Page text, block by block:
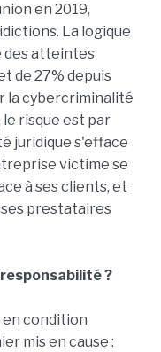
en 2019,
La logique
des atteintes
de 27% depuis
la cybercriminalité
risque est par
juridique s'efface
victime se
à ses clients, et
prestataires
?
en condition
mis en cause :